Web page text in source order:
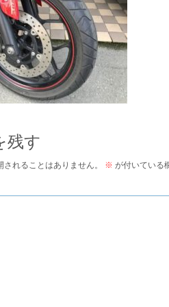
残す
れることはありません。 ※ が付いている